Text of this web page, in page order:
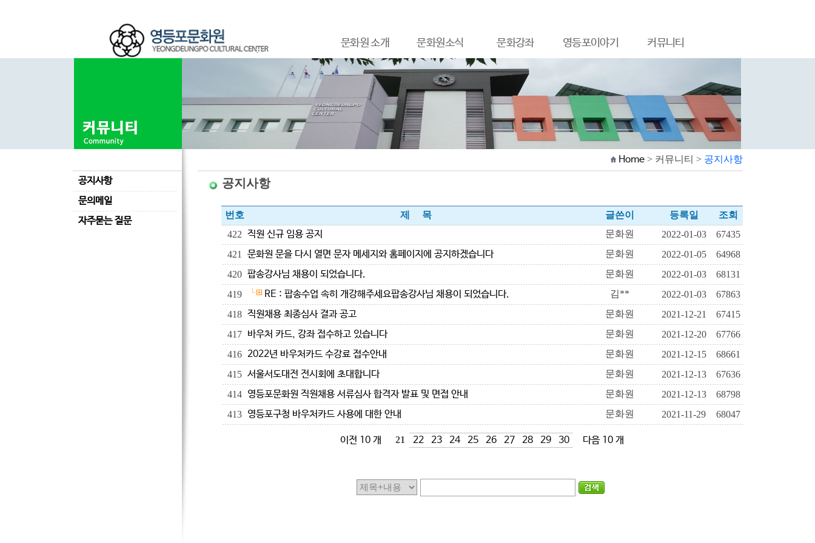
문화원 소개 문화원소식 문화강좌 영등포이야기 커뮤니티
공지사항
문의메일
자주묻는 질문
Home > 커뮤니티 > 공지사항
공지사항
번호 제 목 글쓴이 등록일
조회
422 직원 신규 임용 공지 문화원 2022-01-03
67435
421
문화원 문을 다시 열면 문자 메세지와 홈페이지에 공지하겠습니다 문화원 2022-01-05
64968
420 팝송강사님 채용이 되었습니다. 문화원 2022-01-03
68131
419
RE : 팝송수업 속히 개강해주세요팝송강사님 채용이 되었습니다. 김** 2022-01-03
67863
418 직원채용 최종심사 결과 공고 문화원 2021-12-21
67415
417
바우처 카드, 강좌 접수하고 있습니다 문화원 2021-12-20
67766
416 2022년 바우처카드 수강료 접수안내 문화원 2021-12-15
68661
415 서울서도대전 전시회에 초대합니다 문화원 2021-12-13
67636
414
영등포문화원 직원채용 서류심사 합격자 발표 및 면접 안내 문화원 2021-12-13
68798
413
영등포구청 바우처카드 사용에 대한 안내 문화원 2021-11-29 68047
이전 10 개 21 22 23 24 25 26 27 28 29 30 다음 10 개